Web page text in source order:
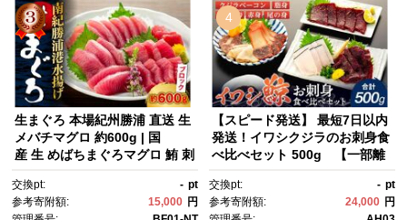
生まぐろ 本場紀州勝浦 直送 生
メバチマグロ 約600g | 国
産 生 めばちまぐろマグロ 鮪 刺
蔵 カルパッチョ まぐろ丼 お寿
司 まぐろ 手巻き寿司 人気マグ
交換pt: - pt
参考寄附額:
15,000 円
4
【スピード発送】 最短7日以内
発送！イワシクジラのお刺身食
べ比べセット 500g 【一部離
ラ お刺身 食べ比べ 海鮮 魚
介 グルメ セット 刺身 イワ
交換pt: - pt
参考寄附額:
24,000 円